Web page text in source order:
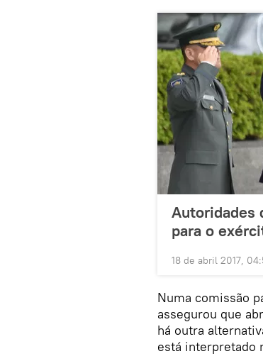
Autoridades
para o
18 de abril 2017,
Numa comissão
assegurou que
há outra
está interpretado